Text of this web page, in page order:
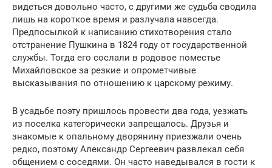
видеться довольно часто, с другими же судьба сводила
лишь на короткое время и разлучала навсегда.
Предпосылкой к написанию стихотворения стало
отстранение Пушкина в 1824 году от государственной
службы. Тогда его сослали в родовое поместье
Михайловское за резкие и опрометчивые
высказывания по отношению к царскому режиму.
В усадьбе поэту пришлось провести два года, уезжать
из поселка категорически запрещалось. Друзья и
знакомые к опальному дворянину приезжали очень
редко, поэтому Александр Сергеевич развлекал себя
общением с соседями. Он часто наведывался в гости к